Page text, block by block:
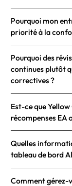
Pourquoi mon
priorité à la
Pourquoi des
continues plutôt
correctives ?
Est-ce que
récompenses EA
Quelles
tableau de bord
Comment gérez-